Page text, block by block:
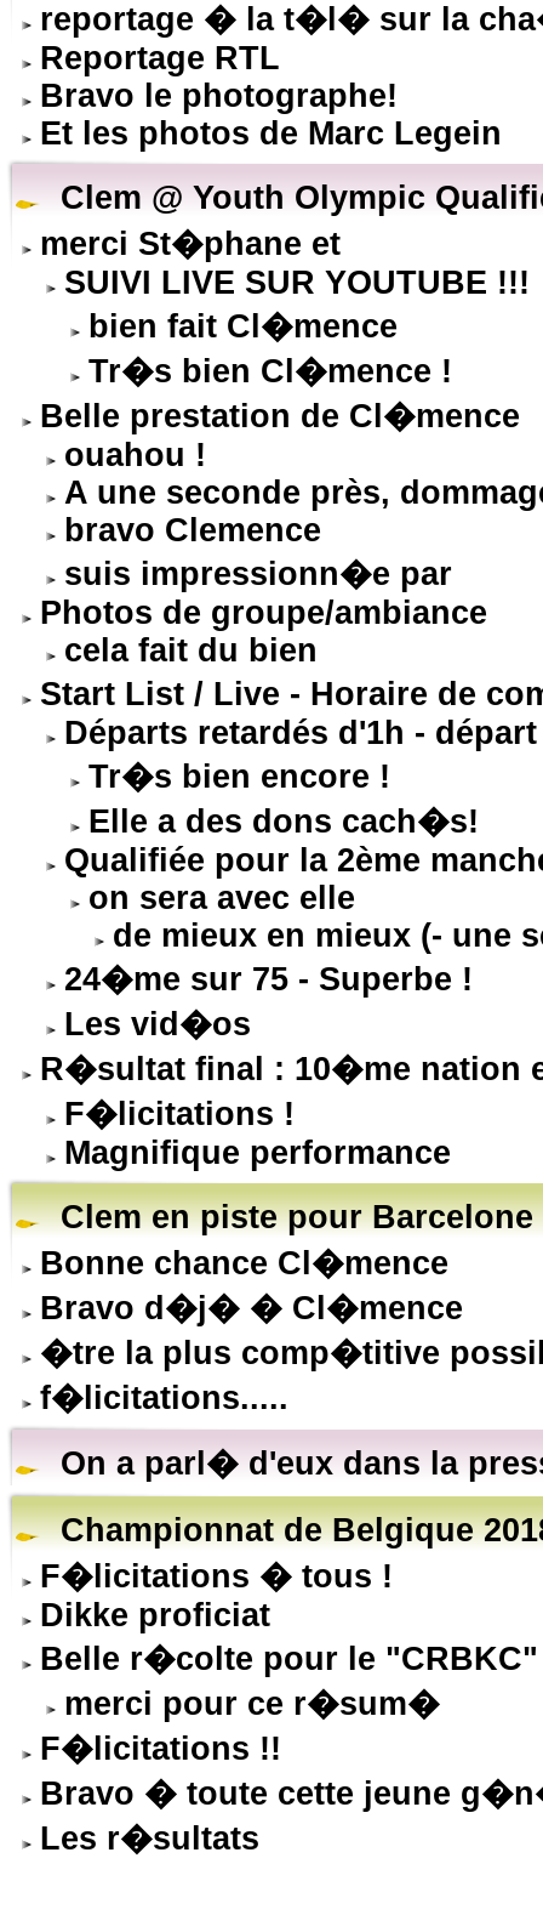
reportage � la t�l� sur la
Reportage RTL
Bravo le photographe!
Et les photos de Marc Legein
Clem @ Youth Olympic
merci St�phane et
SUIVI LIVE SUR YOUTUBE !!!
bien fait Cl�mence
Tr�s bien Cl�mence !
Belle prestation de Cl�mence
ouahou !
A une seconde près,
bravo Clemence
suis impressionn�e par
Photos de groupe/ambiance
cela fait du bien
Start List / Live - Horaire de
Départs retardés d'1h -
Tr�s bien encore !
Elle a des dons cach�s!
Qualifiée pour la 2ème
on sera avec elle
de mieux en mieux (- une
24�me sur 75 - Superbe !
Les vid�os
R�sultat final : 10�me nation
F�licitations !
Magnifique performance
Clem en piste pour Barcelone
Bonne chance Cl�mence
Bravo d�j� � Cl�mence
�tre la plus comp�titive
f�licitations.....
On a parl� d'eux dans la
Championnat de Belgique
F�licitations � tous !
Dikke proficiat
Belle r�colte pour le
merci pour ce r�sum�
F�licitations !!
Bravo � toute cette jeune
Les r�sultats